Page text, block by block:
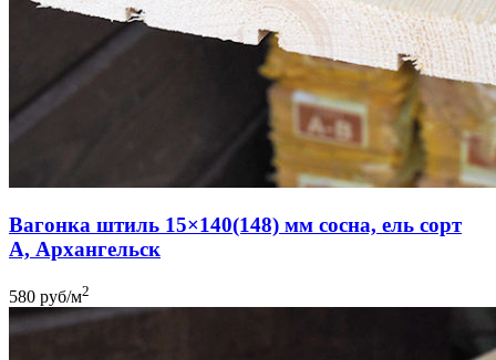
Вагонка штиль 15×140(148) мм сосна, ель сорт
A, Архангельск
580 руб/м2